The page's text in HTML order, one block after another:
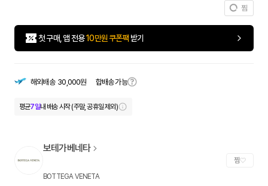
찜
첫 구매, 앱 전용10만원 쿠폰팩 받기
해외배송 30,000원 합배송 가능
평균7일내 배송 시작 (주말, 공휴일 제외)
보테가베네타
BOTTEGA VENETA
찜